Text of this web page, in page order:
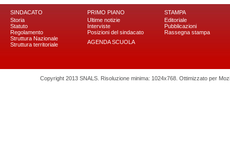
SINDACATO
Storia
Statuto
Regolamento
Struttura Nazionale
Struttura territoriale
PRIMO PIANO
Ultime notizie
Interviste
Posizioni del sindacato
AGENDA SCUOLA
STAMPA
Editoriale
Pubblicazioni
Rassegna stampa
Copyright 2013 SNALS. Risoluzione minima: 1024x768. Ottimizzato per